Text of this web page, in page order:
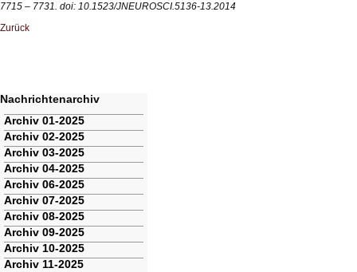
7715 – 7731. doi: 10.1523/JNEUROSCI.5136-13.2014
Zurück
Nachrichtenarchiv
Navigation
überspringen
Archiv 01-2025
Archiv 02-2025
Archiv 03-2025
Archiv 04-2025
Archiv 06-2025
Archiv 07-2025
Archiv 08-2025
Archiv 09-2025
Archiv 10-2025
Archiv 11-2025